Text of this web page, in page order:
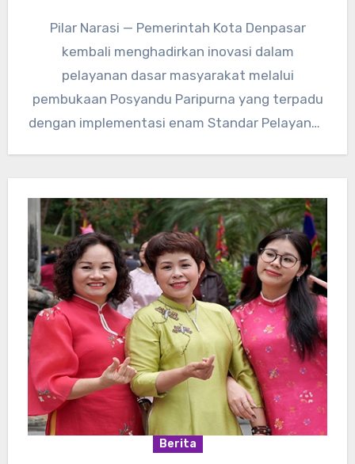
Pilar Narasi — Pemerintah Kota Denpasar
kembali menghadirkan inovasi dalam
pelayanan dasar masyarakat melalui
pembukaan Posyandu Paripurna yang terpadu
dengan implementasi enam Standar Pelayanan
Berita